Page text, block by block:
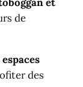
de
des